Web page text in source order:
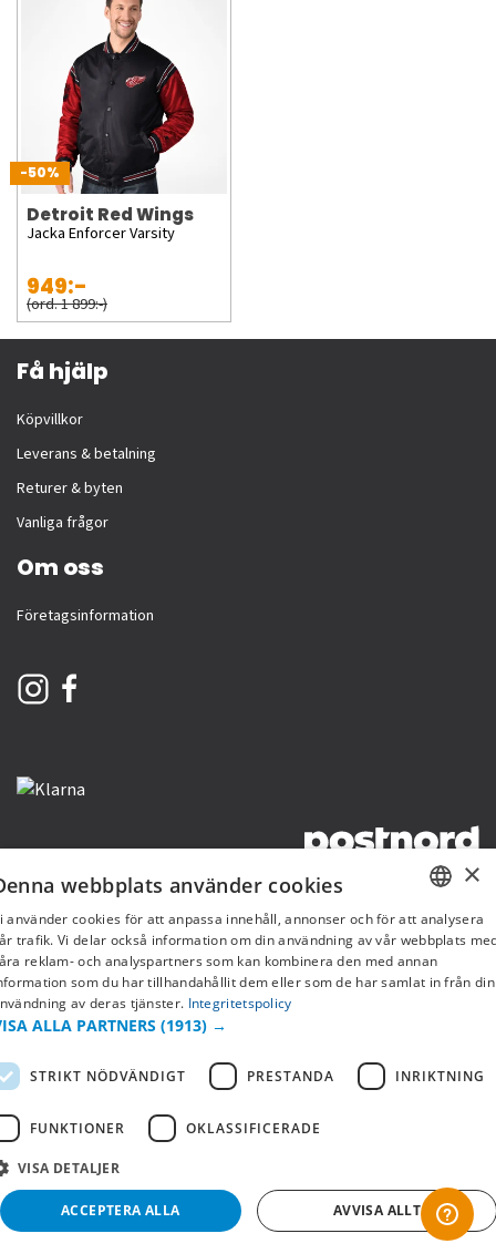
-50%
Detroit Red Wings
Jacka Enforcer Varsity
949:-
(ord. 1 899:-)
Få hjälp
Köpvillkor
Leverans & betalning
Returer & byten
Vanliga frågor
Om oss
Företagsinformation
Copyright © 2019 This site is Licensed to 377 Sport AB IntegritetspolicyCookies
SWEDISH
FI
×
webbplats använder cookies
använder cookies för att anpassa innehåll, annonser och för att analysera
trafik. Vi delar också information om din användning av vår webbplats
reklam- och analyspartners som kan kombinera den med annan
som du har tillhandahållit dem eller som de har samlat in från din
av deras tjänster. Integritetspolicy
ALLA PARTNERS (1913) →
STRIKT NÖDVÄNDIGT PRESTANDA INRIKTNING
FUNKTIONER OKLASSIFICERADE
VISA DETALJER
ACCEPTERA ALLA AVVISA ALLT